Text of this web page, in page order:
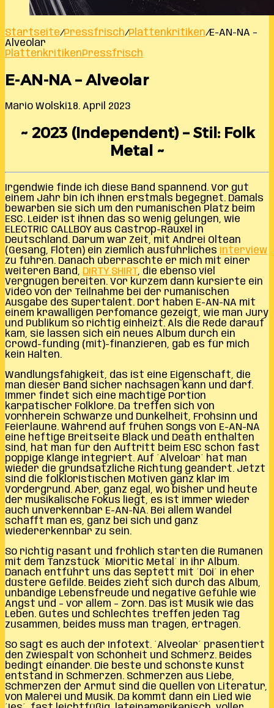
Startseite/Pressfrisch/Plattenkritiken/E-AN-NA –
Alveolar
PlattenkritikenPressfrisch
E-AN-NA – Alveolar
Mario Wolski18. April 2023
~ 2023 (Independent) – Stil: Folk
Metal ~
Irgendwie finde ich diese Band spannend. Vor gut
einem Jahr bin ich ihnen erstmals begegnet. Damals
bewarben sie sich um den rumänischen Platz beim
ESC. Leider ist ihnen das so wenig gelungen, wie
ELECTRIC CALLBOY aus Castrop-Rauxel in
Deutschland. Darum war Zeit, mit Andrei Oltean
(Gesang, Flöten) ein ziemlich ausführliches Interview
zu führen. Danach überraschte er mich mit einer
weiteren Band, DIRTY SHIRT, die ebenso viel
Vergnügen bereiten. Vor kurzem dann kursierte ein
Video von der Teilnahme bei der rumänischen
Ausgabe des Supertalent. Dort haben E-AN-NA mit
einem krawalligen Perfomance gezeigt, wie man Jury
und Publikum so richtig einheizt. Als die Rede darauf
kam, sie lassen sich ein neues Album durch ein
Crowd-funding (mit)-finanzieren, gab es für mich
kein Halten.
Wandlungsfähigkeit, das ist eine Eigenschaft, die
man dieser Band sicher nachsagen kann und darf.
Immer findet sich eine mächtige Portion
karpatischer Folklore. Da treffen sich von
vornherein Schwärze und Dunkelheit, Frohsinn und
Feierlaune. Während auf frühen Songs von E-AN-NA
eine heftige Breitseite Black und Death enthalten
sind, hat man für den Auftritt beim ESC schon fast
poppige Klänge integriert. Auf ´Alveloar´ hat man
wieder die grundsätzliche Richtung geändert. Jetzt
sind die folkloristischen Motiven ganz klar im
Vordergrund. Aber, ganz egal, wo bisher und heute
der musikalische Fokus liegt, es ist immer wieder
auch unverkennbar E-AN-NA. Bei allem Wandel
schafft man es, ganz bei sich und ganz
wiedererkennbar zu sein.
So richtig rasant und fröhlich starten die Rumänen
mit dem Tanzstück ´Mioritic Metal´ in ihr Album.
Danach entführt uns das Septett mit ´Doi´ in eher
düstere Gefilde. Beides zieht sich durch das Album,
unbändige Lebensfreude und negative Gefühle wie
Angst und – vor allem – Zorn. Das ist Musik wie das
Leben. Gutes und Schlechtes treffen jeden Tag
zusammen, beides muss man tragen, ertragen.
So sagt es auch der Infotext. ´Alveolar´ präsentiert
den Zwiespalt von Schönheit und Schmerz. Beides
bedingt einander. Die beste und schönste Kunst
entstand in Schmerzen. Schmerzen aus Liebe,
Schmerzen der Armut sind die Quellen von Literatur,
von Malerei und Musik. Da kommt dann ein Lied wie